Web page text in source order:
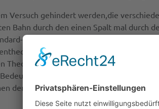
Versuch gehindert werden,die
Bahn durch den einen Spalt mal durch
Quantentheorie entnommen
Erinnern wir uns, dass es
Theorie besteht nicht darin, dass man
liegt vielmehr darin, dass sie
der Spalte. So wie man sich das etwa